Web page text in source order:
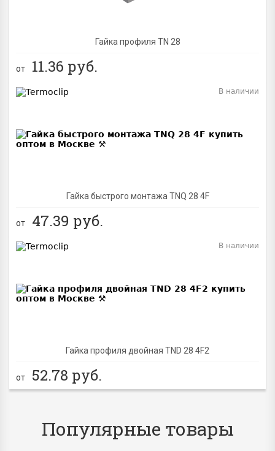
Гайка профиля TN 28
от 11.36 руб.
Гайка быстрого монтажа TNQ 28 4F
В наличии
от 47.39 руб.
Гайка профиля двойная TND 28 4F2
В наличии
от 52.78 руб.
Популярные товары